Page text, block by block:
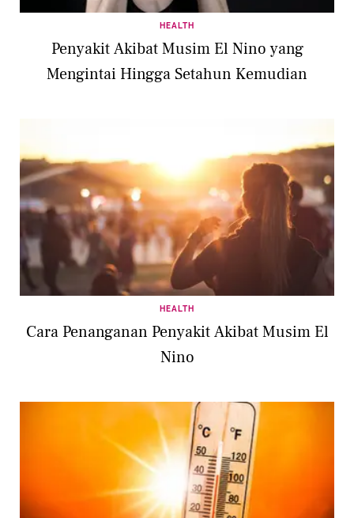
HEALTH
Penyakit Akibat Musim El Nino yang
Mengintai Hingga Setahun Kemudian
HEALTH
Cara Penanganan Penyakit Akibat Musim El
Nino